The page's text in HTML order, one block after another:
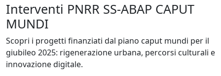
Interventi PNRR SS-ABAP CAPUT
MUNDI
Scopri i progetti finanziati dal piano caput mundi per il
giubileo 2025: rigenerazione urbana, percorsi culturali e
innovazione digitale.